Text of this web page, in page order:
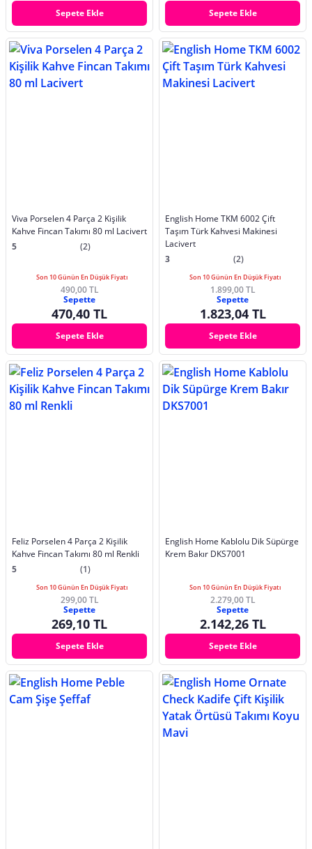
Sepete Ekle Sepete Ekle
Viva Porselen 4 Parça 2 Kişilik
Kahve Fincan Takımı 80 ml Lacivert
5
(2)
Son 10 Günün En Düşük Fiyatı
490,00 TL
Sepette
470,40 TL
Sepete Ekle
English Home TKM 6002 Çift
Taşım Türk Kahvesi Makinesi
Lacivert
3
(2)
Son 10 Günün En Düşük Fiyatı
1.899,00 TL
Sepette
1.823,04 TL
Sepete Ekle
Feliz Porselen 4 Parça 2 Kişilik
Kahve Fincan Takımı 80 ml Renkli
5
(1)
Son 10 Günün En Düşük Fiyatı
299,00 TL
Sepette
269,10 TL
Sepete Ekle
English Home Kablolu Dik Süpürge
Krem Bakır DKS7001
Son 10 Günün En Düşük Fiyatı
2.279,00 TL
Sepette
2.142,26 TL
Sepete Ekle